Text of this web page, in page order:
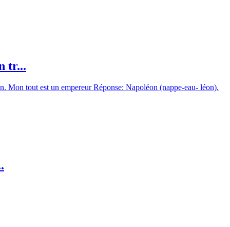
tr...
Mon tout est un empereur Réponse: Napoléon (nappe-eau- léon).